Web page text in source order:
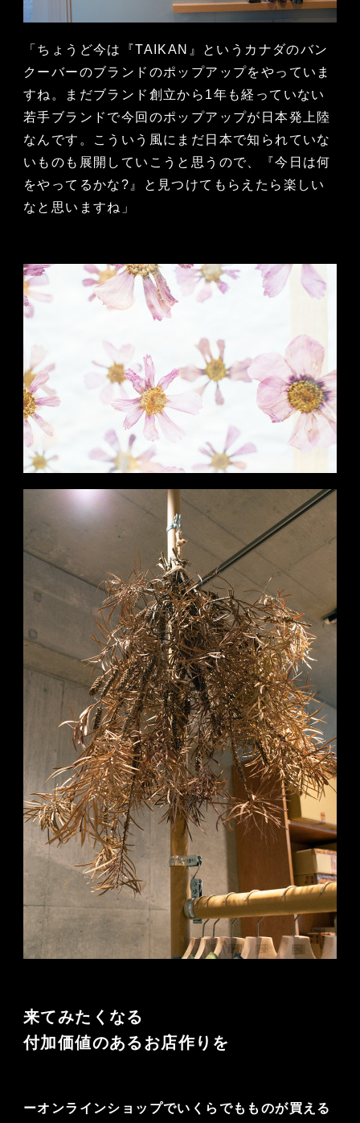
「ちょうど今は『TAIKAN』というカナダのバン
クーバーのブランドのポップアップをやっていま
すね。まだブランド創立から1年も経っていない
若手ブランドで今回のポップアップが日本発上陸
なんです。こういう風にまだ日本で知られていな
いものも展開していこうと思うので、『今日は何
をやってるかな?』と見つけてもらえたら楽しい
なと思いますね」
来てみたくなる
付加価値のあるお店作りを
ーオンラインショップでいくらでもものが買える